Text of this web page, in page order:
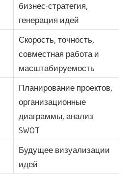
бизнес-стратегия,
генерация идей
Скорость, точность,
совместная работа и
масштабируемость
Планирование проектов,
организационные
диаграммы, анализ
SWOT
Будущее визуализации
идей